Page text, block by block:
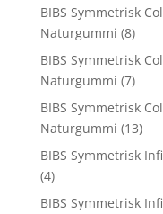
BIBS Symmetrisk
Naturgummi (8)
BIBS Symmetrisk
Naturgummi (7)
BIBS Symmetrisk
Naturgummi (13)
BIBS Symmetrisk
(4)
BIBS Symmetrisk